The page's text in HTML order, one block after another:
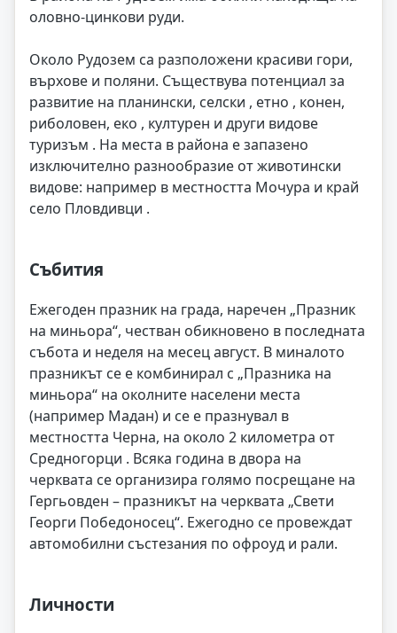
оловно-цинкови руди.
Около Рудозем са разположени красиви гори,
върхове и поляни. Съществува потенциал за
развитие на планински, селски , етно , конен,
риболовен, еко , културен и други видове
туризъм . На места в района е запазено
изключително разнообразие от животински
видове: например в местността Мочура и край
село Пловдивци .
Събития
Ежегоден празник на града, наречен „Празник
на миньора“, честван обикновено в последната
събота и неделя на месец август. В миналото
празникът се е комбинирал с „Празника на
миньора“ на околните населени места
(например Мадан) и се е празнувал в
местността Черна, на около 2 километра от
Средногорци . Всяка година в двора на
черквата се организира голямо посрещане на
Гергьовден – празникът на черквата „Свети
Георги Победоносец“. Ежегодно се провеждат
автомобилни състезания по офроуд и рали.
Личности